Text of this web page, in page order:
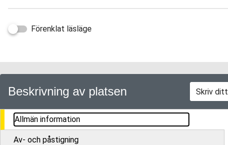
Förenklat läsläge
Beskrivning av platsen
Allmän information
Av- och påstigning